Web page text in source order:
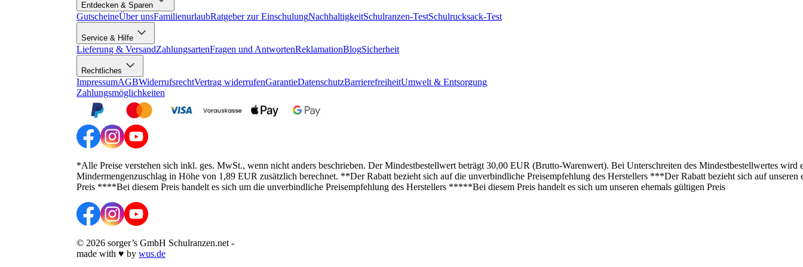
Entdecken & Sparen
GutscheineÜber unsFamilienurlaubRatgeber zur EinschulungNachhaltigkeitSchulranzen-TestSchulrucksack-Test
Service & Hilfe
Lieferung & VersandZahlungsartenFragen und AntwortenReklamationBlogSicherheit
Rechtliches
ImpressumAGBWiderrufsrechtVertrag widerrufenGarantieDatenschutzBarrierefreiheitUmwelt & Entsorgung
Zahlungsmöglichkeiten
*Alle Preise verstehen sich inkl. ges. MwSt., wenn nicht anders beschrieben. Der Mindestbestellwert beträgt 30,00 EUR (Brutto-Warenwert). Bei Unterschreiten des Mindestbestellwertes wird
Mindermengenzuschlag in Höhe von 1,89 EUR zusätzlich berechnet. **Der Rabatt bezieht sich auf die unverbindliche Preisempfehlung des Herstellers ***Der Rabatt bezieht sich auf unseren
Preis ****Bei diesem Preis handelt es sich um die unverbindliche Preisempfehlung des Herstellers *****Bei diesem Preis handelt es sich um unseren ehemals gültigen Preis
© 2026 sorger’s GmbH Schulranzen.net -
made with ♥ by wus.de